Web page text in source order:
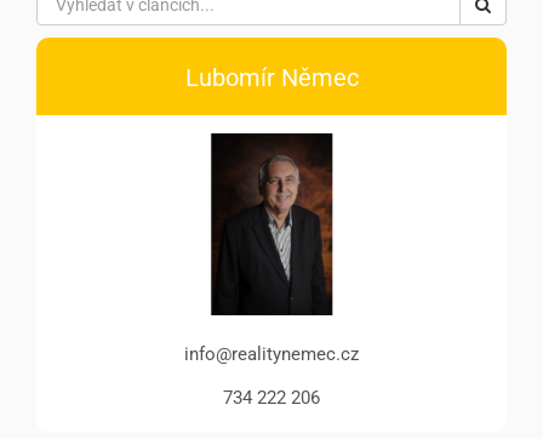
Lubomír Němec
info@realitynemec.cz
734 222 206